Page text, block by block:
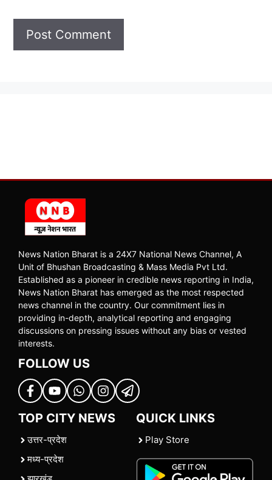
News Nation Bharat is a 24X7 National News Channel, A
Unit of Bhushan Broadcasting & Mass Media Pvt Ltd.
Established as a pioneer in credible news reporting in India,
News Nation Bharat has emerged as the most respected
news channel in the country. Our commitment lies in
providing in-depth, analytical reporting and engaging
discussions on pressing issues without any bias or vested
interests.
FOLLOW US
TOP CITY NEWS
उत्तर-प्रदेश
मध्य-प्रदेश
QUICK LINKS
Play Store